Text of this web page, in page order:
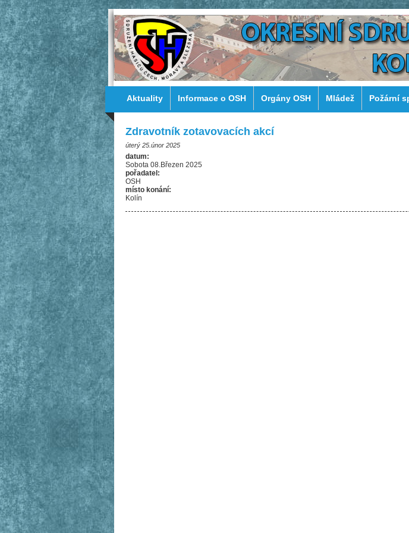
Aktuality Informace o OSH Orgány OSH Mládež Požární
Zdravotník zotavovacích akcí
úterý 25.únor 2025
datum:
Sobota 08.Březen 2025
pořadatel:
OSH
místo konání:
Kolín